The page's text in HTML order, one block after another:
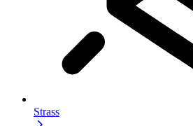
Strass